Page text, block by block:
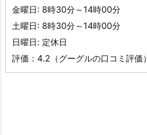
金曜日: 8時30分～14時00分
土曜日: 8時30分～14時00分
日曜日: 定休日
評価：4.2（グーグルの口コミ評価）